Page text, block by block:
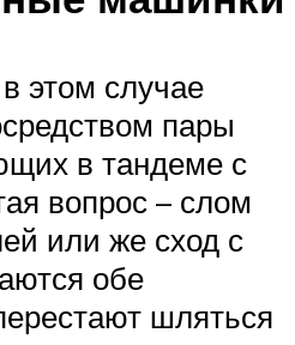
этом случае
пары
в тандеме с
вопрос – слом
или же сход с
обе
шляться